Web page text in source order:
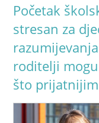
Početak
stresan za
roditelji
što